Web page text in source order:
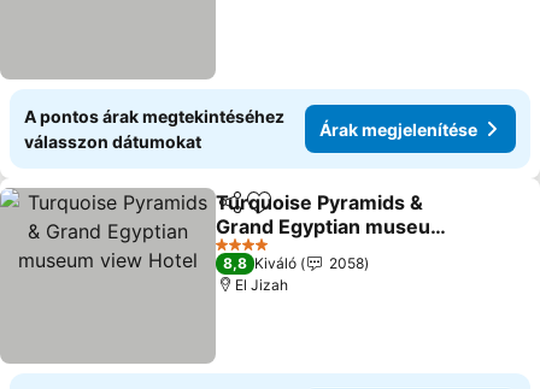
A pontos árak megtekintéséhez
válasszon dátumokat
Árak megjelenítése
Megosztás
Hozzáadás a kedvencekhez
Turquoise Pyramids &
Grand Egyptian museum
view Hotel
Árak megjelenítése
4 Kategória
8,8 Kiváló
2058
El Jizah